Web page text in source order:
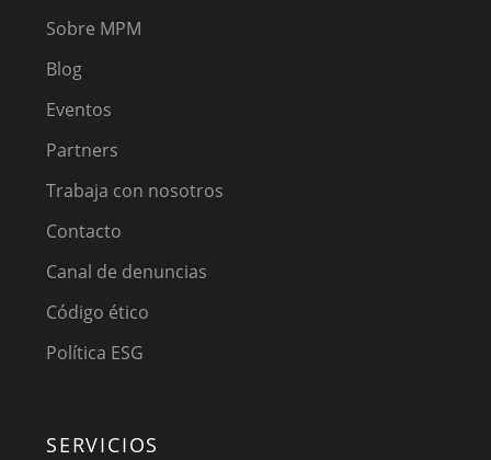
Sobre MPM
Blog
Eventos
Partners
Trabaja con nosotros
Contacto
Canal de denuncias
Código ético
Política ESG
SERVICIOS